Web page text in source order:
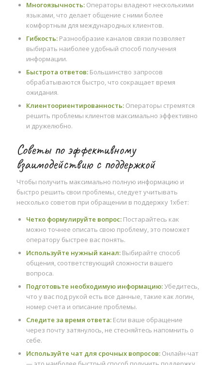
Многоязычность:Операторы владеют несколькими
языками, что делает общение с ними более
комфортным для международных клиентов.
Гибкость:Разнообразие каналов связи позволяет
выбирать наиболее удобный способ получения
информации.
Быстрота ответов:Большинство запросов
обрабатываются быстро, что сокращает время
ожидания.
Клиентоориентированность:Операторы стремятся
решить проблемы клиентов максимально эффективно
и дружелюбно.
Советы по эффективному
взаимодействию с поддержкой
Чтобы получить максимально полную информацию и
быстро решить свои проблемы, следует учитывать
несколько советов при обращении в поддержку 1хбет:
Четко формулируйте вопрос:Постарайтесь как
можно точнее описать свою проблему, это поможет
оператору быстрее вас понять.
Используйте нужный канал:Выбирайте способ
общения, соответствующий сложности вашего
вопроса.
Подготовьте необходимую информацию:Убедитесь,
что у вас под рукой есть все данные, такие как логин,
номер счета и описание проблемы.
Следите за время ответа:Если ваше обращение
через почту затянулось, не стесняйтесь напомнить о
себе.
Используйте чат для срочных вопросов:Онлайн-чат